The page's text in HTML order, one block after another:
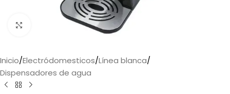
Haga clic para ampliar
Inicio/Electródomesticos/Línea blanca/
Dispensadores de agua